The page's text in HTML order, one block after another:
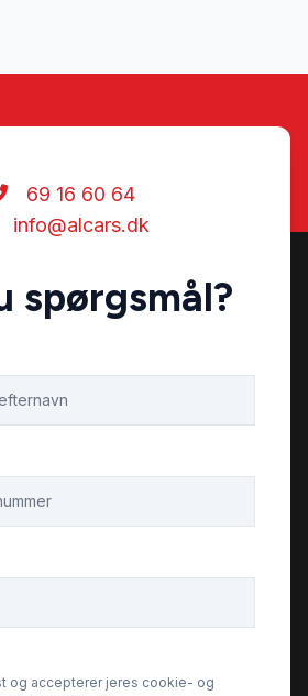
bag
69 16 60 64
info@alcars.dk
spørgsmål?
og accepterer jeres cookie- og